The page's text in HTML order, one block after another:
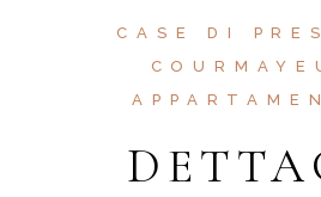
CASE DI